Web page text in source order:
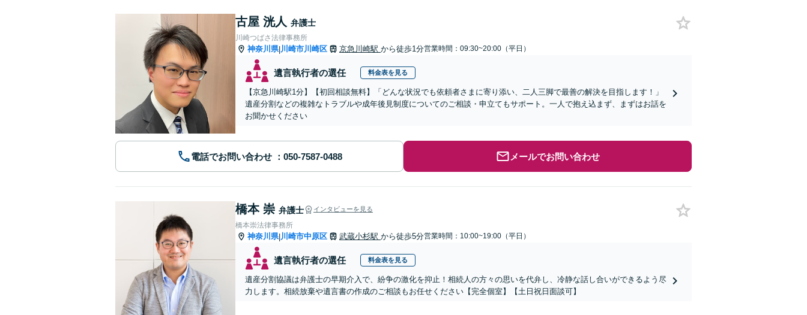
古屋 洸人 弁護士
川崎つばさ法律事務所
神奈川県|川崎市川崎区 京急川崎駅 から徒歩1分営業時間：09:30~20:00（平日）
遺言執行者の選任 料金表を見る
【京急川崎駅1分】【初回相談無料】「どんな状況でも依頼者さまに寄り添い、二人三脚で最善の解決を目指します！」
遺産分割などの複雑なトラブルや成年後見制度についてのご相談・申立てもサポート。一人で抱え込まず、まずはお話を
お聞かせください
電話でお問い合わせ メールでお問い合わせ
橋本 崇 弁護士 インタビューを見る
橋本崇法律事務所
神奈川県|川崎市中原区 武蔵小杉駅 から徒歩5分営業時間：10:00~19:00（平日）
遺言執行者の選任 料金表を見る
遺産分割協議は弁護士の早期介入で、紛争の激化を抑止！相続人の方々の思いを代弁し、冷静な話し合いができるよう尽
力します。相続放棄や遺言書の作成のご相談もお任せください【完全個室】【土日祝日面談可】